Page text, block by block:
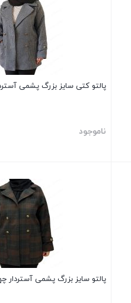
پالتو کتی سایز بزرگ پشمی
ناموجود
پالتو سایز بزرگ پشمی آستردار